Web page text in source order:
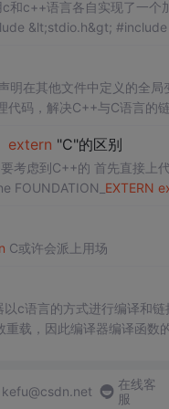
和c++语言各自实现了一个
明在其他文件中定义的全
码，解决C++与C语言的
。
extern "C"的区别
到C++的 首先直接上代码
FOUNDATION_ EXTERN
C或许会派上用场
c语言的方式进行编译和
载，因此编译器编译函数
kefu@csdn.net
在线客
服